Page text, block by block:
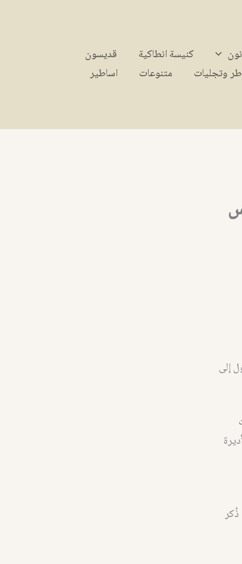
كنيسة انطاكية
قديسون
وتجليات متنوعات اساطير
إلى